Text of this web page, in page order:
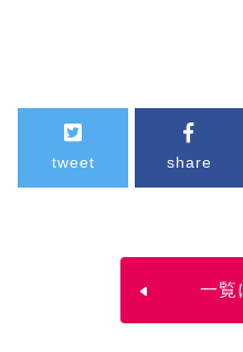
tweet share
一覧